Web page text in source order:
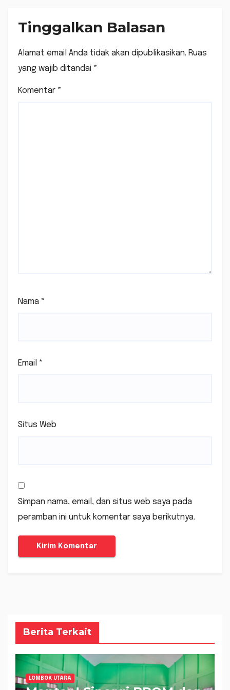
Tinggalkan Balasan
Alamat email Anda tidak akan dipublikasikan. Ruas
yang wajib ditandai *
Komentar *
Nama *
Email *
Situs Web
Simpan nama, email, dan situs web saya pada
peramban ini untuk komentar saya berikutnya.
Berita Terkait
LOMBOK UTARA